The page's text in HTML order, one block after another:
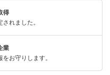
得
れました。
業
お守りします。